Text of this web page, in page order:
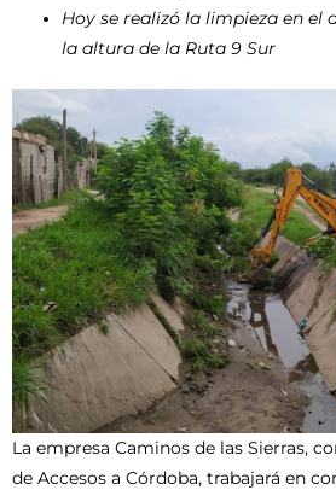
Hoy se realizó la limpieza en el
la altura de la Ruta 9 Sur
La empresa Caminos de las Sierras,
de Accesos a Córdoba, trabajará en